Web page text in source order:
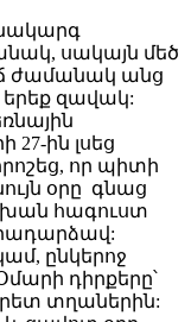
սակայն մեծ
ժամանակ անց
երեք զավակ:
ին լսեց
որ պիտի
օրը գնաց
հագուստ
ընկերոջ
դիրքերը՝
տղաներին: